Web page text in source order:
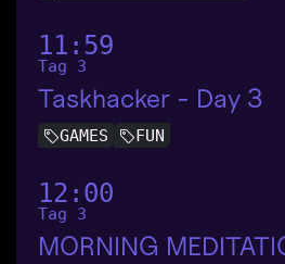
11:59
Tag 3
Taskhacker - Day 3
GAMES FUN
12:00
Tag 3
MORNING